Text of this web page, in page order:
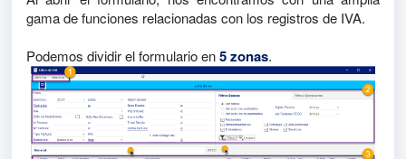
gama de funciones relacionadas con los registros de IVA.
Podemos dividir el formulario en5 zonas.